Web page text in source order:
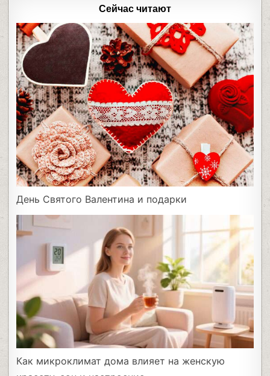
Сейчас читают
День Святого Валентина и подарки
Как микроклимат дома влияет на женскую